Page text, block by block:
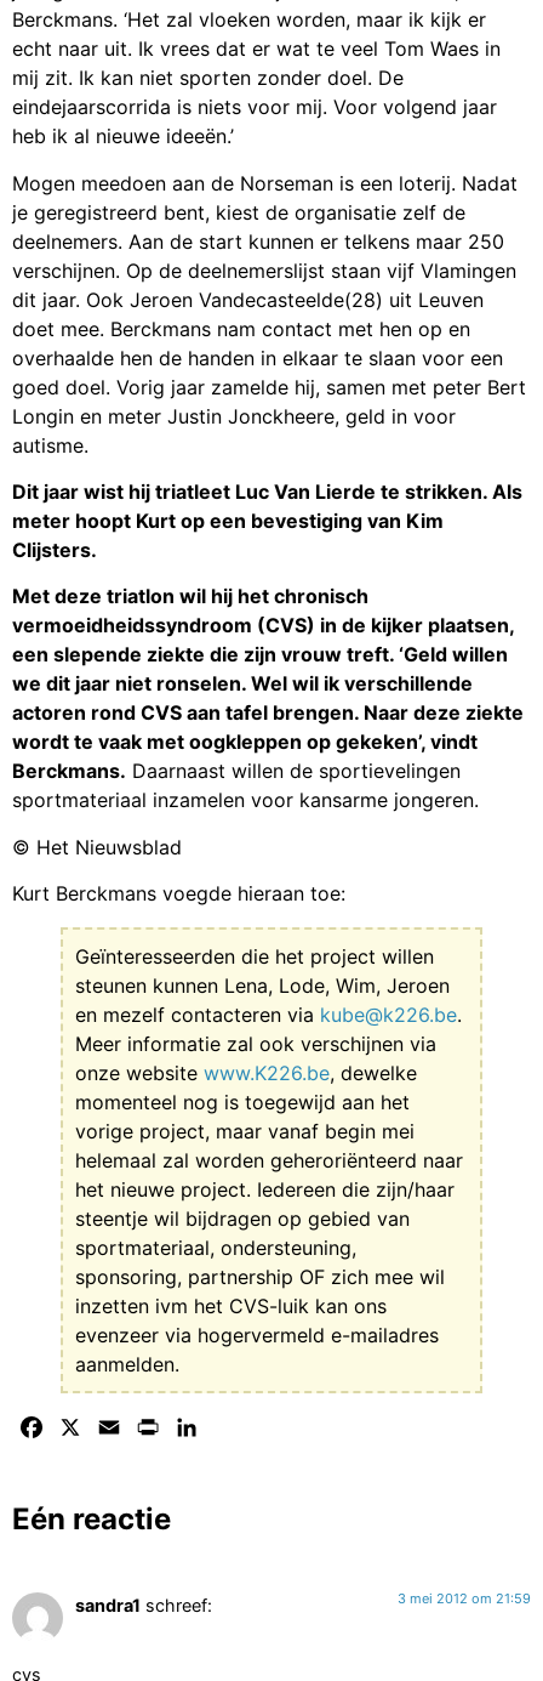
Berckmans. ‘Het zal vloeken worden, maar ik kijk er
echt naar uit. Ik vrees dat er wat te veel Tom Waes in
mij zit. Ik kan niet sporten zonder doel. De
eindejaarscorrida is niets voor mij. Voor volgend jaar
heb ik al nieuwe ideeën.’
Mogen meedoen aan de Norseman is een loterij. Nadat
je geregistreerd bent, kiest de organisatie zelf de
deelnemers. Aan de start kunnen er telkens maar 250
verschijnen. Op de deelnemerslijst staan vijf Vlamingen
dit jaar. Ook Jeroen Vandecasteelde(28) uit Leuven
doet mee. Berckmans nam contact met hen op en
overhaalde hen de handen in elkaar te slaan voor een
goed doel. Vorig jaar zamelde hij, samen met peter Bert
Longin en meter Justin Jonckheere, geld in voor
autisme.
Dit jaar wist hij triatleet Luc Van Lierde te strikken. Als
meter hoopt Kurt op een bevestiging van Kim
Clijsters.
Met deze triatlon wil hij het chronisch
vermoeidheidssyndroom (CVS) in de kijker plaatsen,
een slepende ziekte die zijn vrouw treft. ‘Geld willen
we dit jaar niet ronselen. Wel wil ik verschillende
actoren rond CVS aan tafel brengen. Naar deze ziekte
wordt te vaak met oogkleppen op gekeken’, vindt
Berckmans. Daarnaast willen de sportievelingen
sportmateriaal inzamelen voor kansarme jongeren.
© Het Nieuwsblad
Kurt Berckmans voegde hieraan toe:
Geïnteresseerden die het project willen
steunen kunnen Lena, Lode, Wim, Jeroen
en mezelf contacteren via kube@k226.be.
Meer informatie zal ook verschijnen via
onze website www.K226.be, dewelke
momenteel nog is toegewijd aan het
vorige project, maar vanaf begin mei
helemaal zal worden geheroriënteerd naar
het nieuwe project. Iedereen die zijn/haar
steentje wil bijdragen op gebied van
sportmateriaal, ondersteuning,
sponsoring, partnership OF zich mee wil
inzetten ivm het CVS-luik kan ons
evenzeer via hogervermeld e-mailadres
aanmelden.
Facebook Email Print
Eén reactie
sandra1 schreef: 3 mei 2012 om 21:59
cvs